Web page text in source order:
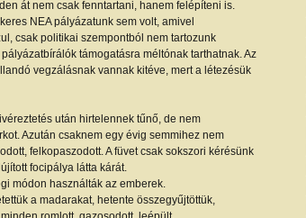
át nem csak fenntartani, hanem felépíteni is.
NEA pályázatunk sem volt, amivel
csak politikai szempontból nem tartozunk
támogatásra méltónak tarthatnak. Az
vegzálásnak vannak kitéve, mert a létezésük
után hirtelennek tűnő, de nem
Azután csaknem egy évig semmihez nem
felkopaszodott. A füvet csak sokszori kérésünk
focipálya látta kárát.
módon használták az emberek.
a madarakat, hetente összegyűjtöttük,